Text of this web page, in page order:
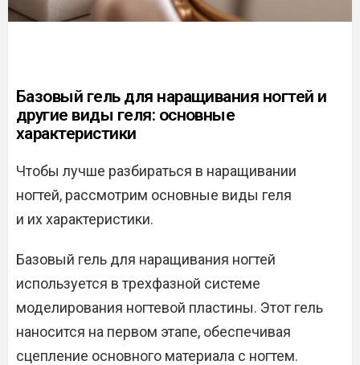
Базовый гель для наращивания ногтей и
другие виды геля: основные
характеристики
Чтобы лучше разбираться в наращивании
ногтей, рассмотрим основные виды геля
и их характеристики.
Базовый гель для наращивания ногтей
используется в трехфазной системе
моделирования ногтевой пластины. Этот гель
наносится на первом этапе, обеспечивая
сцепление основного материала с ногтем.